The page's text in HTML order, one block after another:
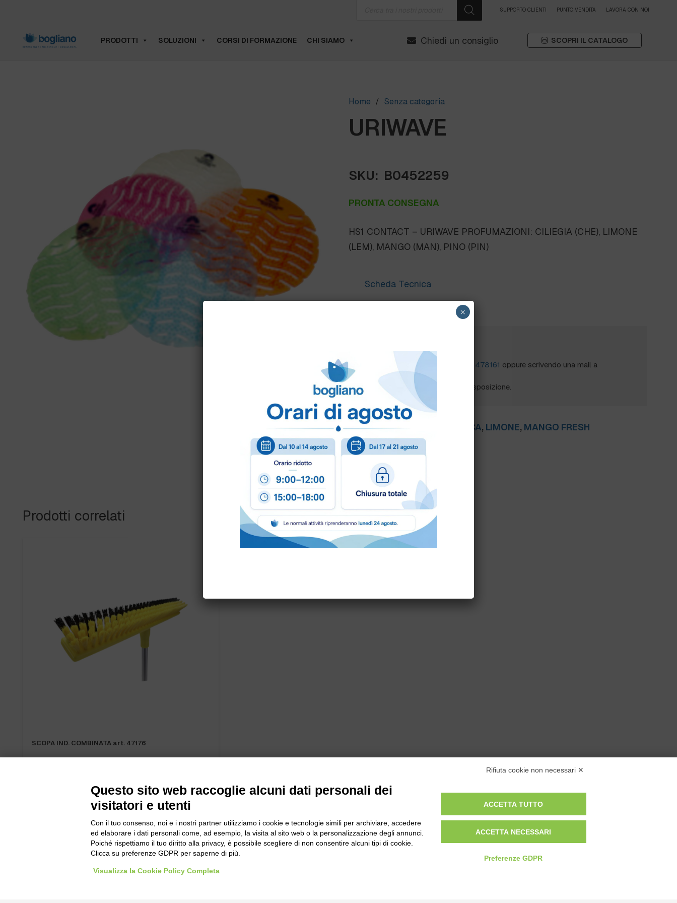
SUPPORTO CLIENTI PUNTO VENDITA LAVORA CON NOI
PRODOTTI SOLUZIONI CORSI DI FORMAZIONE CHI SIAMO Chiedi un consiglio SCOPRI IL CATALOGO
Home / Senza categoria
URIWAVE
SKU: B0452259
PRONTA CONSEGNA
HS1 CONTACT – URIWAVE PROFUMAZIONI: CILIEGIA (CHE), LIMONE
(LEM), MANGO (MAN), PINO (PIN)
Scheda Tecnica
Puoi ordinare chiamando al 0172 478161 oppure scrivendo una mail a
info@bogliano.it
Per ogni informazione siamo a disposizione.
ESSENZE:CILIEGIA GENERICA, LIMONE, MANGO FRESH
Prodotti correlati
SCOPA IND. COMBINATA art. 47176
Bogliano Srl
Strada Statale 231 Alba-Bra
Borgo San Martino 44, 12060
Pocapaglia CN
Tel:
0172-478161
Fax: 0172-487399
Privacy Policy
Cookie Policy
×
Rifiuta cookie non necessari ✕
Questo sito web raccoglie alcuni dati personali dei
visitatori e utenti
Con il tuo consenso, noi e i nostri partner utilizziamo i cookie e tecnologie simili per archiviare, accedere
ed elaborare i dati personali come, ad esempio, la visita al sito web o la personalizzazione degli annunci.
Poiché rispettiamo il tuo diritto alla privacy, è possibile scegliere di non consentire alcuni tipi di cookie.
Clicca su preferenze GDPR per saperne di più.
Visualizza la Cookie Policy Completa
ACCETTA TUTTO
ACCETTA NECESSARI
Preferenze GDPR